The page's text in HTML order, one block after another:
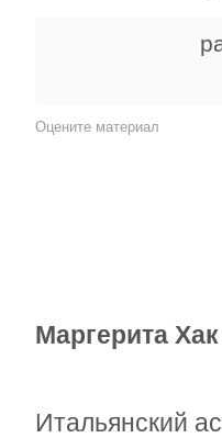
Оцените материал
Маргерита Хак
Итальянский